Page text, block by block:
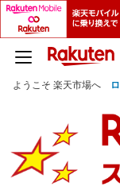
ようこそ 楽天市場へ